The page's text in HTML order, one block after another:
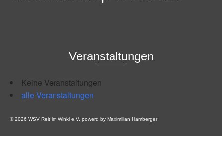
Veranstaltungen
Keine Veranstaltungen
alle Veranstaltungen
© 2026 WSV Reit im Winkl e.V. powerd by Maximilian Hamberger